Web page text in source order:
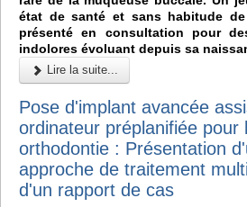
état de santé et sans habitude de
présenté en consultation pour
indolores évoluant depuis sa
Lire la suite...
Pose d'implant avancée
ordinateur préplanifiée pour
orthodontie : Présentation
approche de traitement
d'un rapport de cas